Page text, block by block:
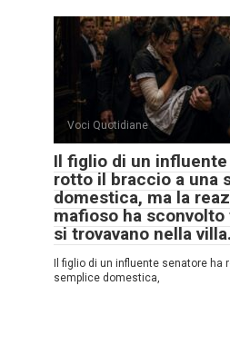
Voci Quotidiane
Il figlio di un
rotto il braccio a una
domestica, ma la
mafioso ha
si trovavano nella
Il figlio di un influente senatore ha
semplice domestica,